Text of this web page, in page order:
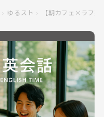
ゆるスト 【朝カフェ×ラフ